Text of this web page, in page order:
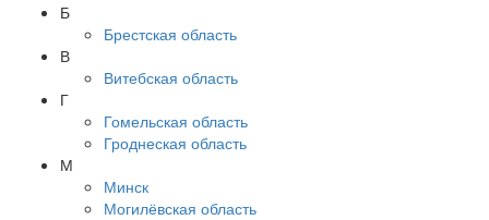
Б
Брестская область
В
Витебская область
Г
Гомельская область
Гроднеская область
М
Минск
Могилёвская область